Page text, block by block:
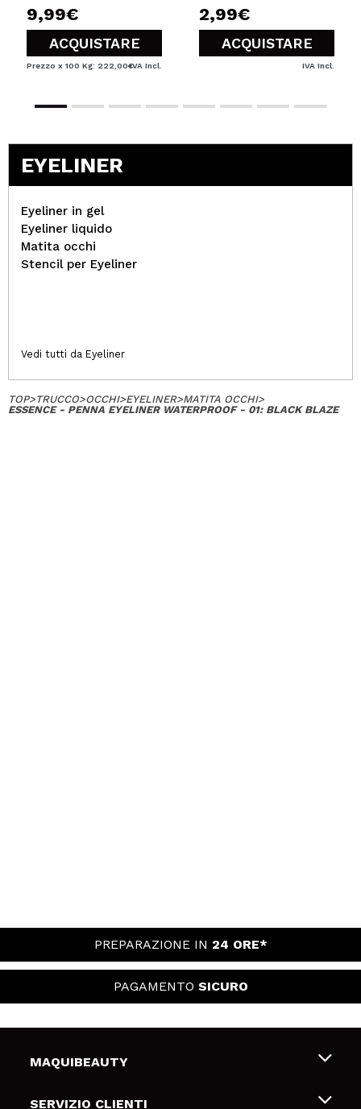
9,99€
ACQUISTARE
Prezzo x 100 Kg: 222,00€IVA Incl.
2,99€
ACQUISTARE
IVA Incl.
EYELINER
Eyeliner in gel
Eyeliner liquido
Matita occhi
Stencil per Eyeliner
Vedi tutti da Eyeliner
TOP>TRUCCO>OCCHI>EYELINER>MATITA OCCHI>
ESSENCE - PENNA EYELINER WATERPROOF - 01: BLACK BLAZE
PREPARAZIONE IN 24 ORE*
PAGAMENTO SICURO
MAQUIBEAUTY
Chi siamo
SERVIZIO CLIENTI